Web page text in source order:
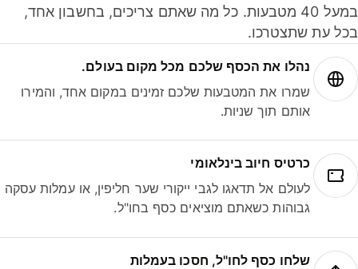
במעל 40 מטבעות. כל מה שאתם צריכים, בחשבון אחד,
עת שתצטרכו.
נהלו את הכסף שלכם מכל מקום בעולם.
שמרו את המטבעות שלכם זמינים במקום אחד, והמירו
אותם תוך שניות.
כרטיס חיוב בינלאומי
לעולם אל תדאגו לגבי ייקורי שער חליפין, או עמלות עסקה
גבוהות כשאתם מוציאים כסף בחו"ל.
שלחו כסף לחו"ל, חסכו בעמלות